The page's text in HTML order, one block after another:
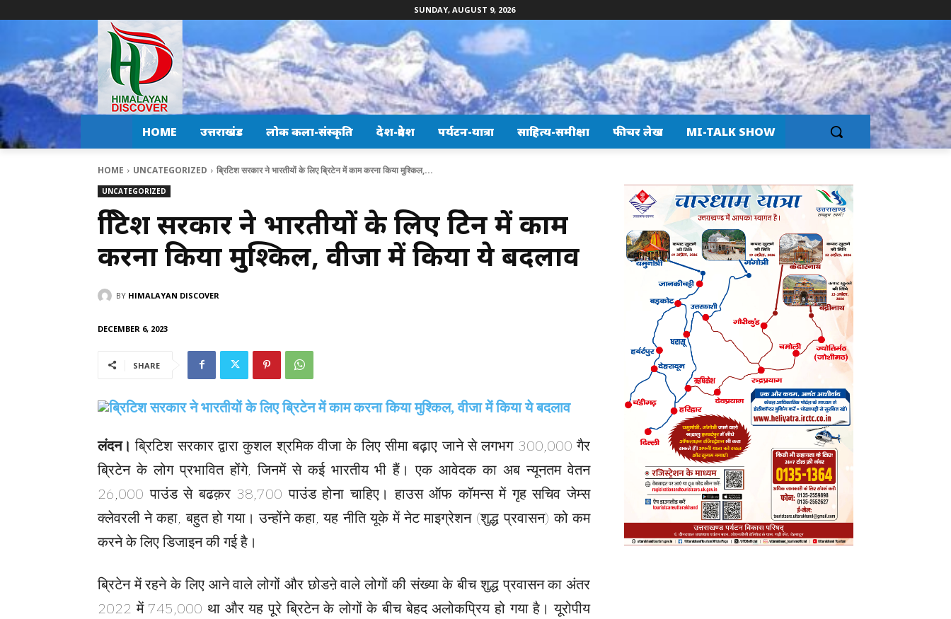
SUNDAY, AUGUST 9, 2026
HOME उत्तराखंड लोक कला-संस्कृति देश-प्रदेश पर्यटन-यात्रा साहित्य-समीक्षा फीचर लेख MI-TALK SHOW
HOME UNCATEGORIZED ब्रिटिश सरकार ने भारतीयों के लिए ब्रिटेन में काम करना किया मुश्किल,...
UNCATEGORIZED
ब्रिटिश सरकार ने भारतीयों के लिए ब्रिटेन में काम
करना किया मुश्किल, वीजा में किया ये बदलाव
BY HIMALAYAN DISCOVER
DECEMBER 6, 2023
SHARE
लंदन। ब्रिटिश सरकार द्वारा कुशल श्रमिक वीजा के लिए सीमा बढ़ाए जाने से लगभग 300,000 गैर
ब्रिटेन के लोग प्रभावित होंगे, जिनमें से कई भारतीय भी हैं। एक आवेदक का अब न्यूनतम वेतन
26,000 पाउंड से बढक़र 38,700 पाउंड होना चाहिए। हाउस ऑफ कॉमन्स में गृह सचिव जेम्स
क्लेवरली ने कहा, बहुत हो गया। उन्होंने कहा, यह नीति यूके में नेट माइग्रेशन (शुद्ध प्रवासन) को कम
करने के लिए डिजाइन की गई है।
ब्रिटेन में रहने के लिए आने वाले लोगों और छोडऩे वाले लोगों की संख्या के बीच शुद्ध प्रवासन का अंतर
2022 में 745,000 था और यह पूरे ब्रिटेन के लोगों के बीच बेहद अलोकप्रिय हो गया है। यूरोपीय